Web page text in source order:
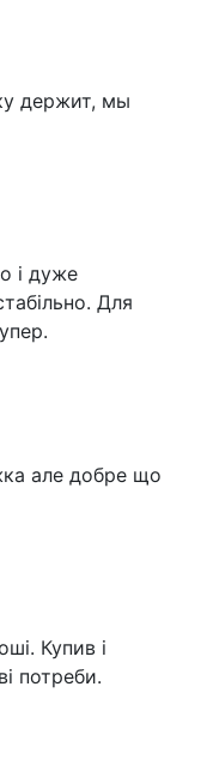
держит, мы
і дуже
Для
але добре що
Купив і
потреби.